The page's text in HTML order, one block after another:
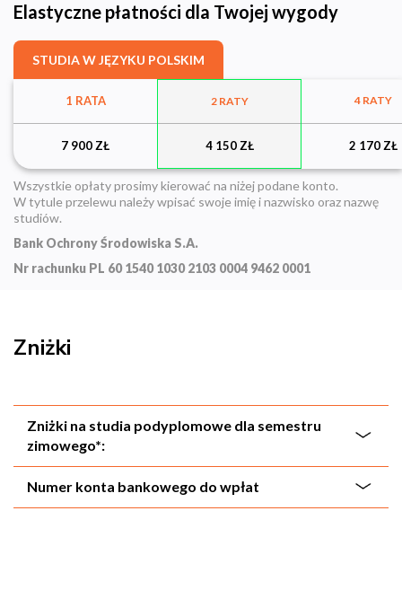
Elastyczne płatności dla Twojej wygody
STUDIA W JĘZYKU POLSKIM
1 RATA 2 RATY 4 RATY
7 900 ZŁ 4 150 ZŁ 2 170 ZŁ
Wszystkie opłaty prosimy kierować na niżej podane konto.
W tytule przelewu należy wpisać swoje imię i nazwisko oraz nazwę
studiów.
Bank Ochrony Środowiska S.A.
Nr rachunku PL 60 1540 1030 2103 0004 9462 0001
Zniżki
Zniżki na studia podyplomowe dla semestru
zimowego*:
Numer konta bankowego do wpłat